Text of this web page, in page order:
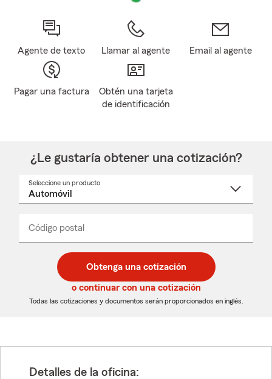
Agente de texto Llamar al agente Email al agente
Pagar una factura
Obtén una tarjeta
de identificación
¿Le gustaría obtener una cotización?
Seleccione un producto
desplegable
Código postal
de
5
dígitos
de
5
dígitos
_____
Obtenga una cotización
o continuar con una cotización
Todas las cotizaciones y documentos serán proporcionados en inglés.
Detalles de la oficina: